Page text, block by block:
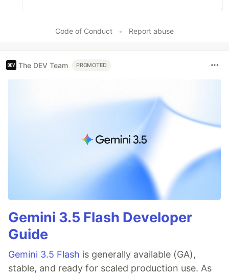
Code of Conduct • Report abuse
The DEV Team PROMOTED
Gemini 3.5 Flash Developer
Guide
Gemini 3.5 Flash is generally available (GA),
stable, and ready for scaled production use. As